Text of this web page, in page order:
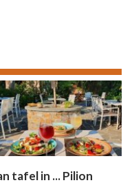
tafel in ... Pilion